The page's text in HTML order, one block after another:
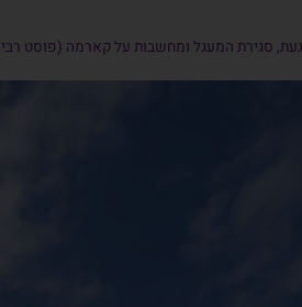
סגירת המעגל ומחשבות על קארמה (פוסט